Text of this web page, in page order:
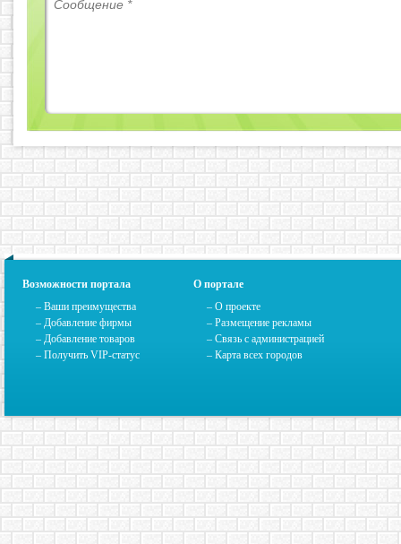
Возможности портала
– Ваши преимущества
– Добавление фирмы
– Добавление товаров
– Получить VIP-статус
О портале
– О проекте
– Размещение рекламы
– Связь с администрацией
– Карта всех городов